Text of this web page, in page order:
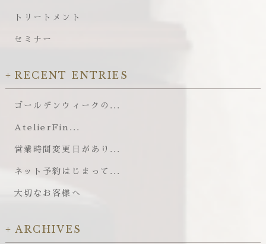
トリートメント
セミナー
RECENT ENTRIES
ゴールデンウィークの...
AtelierFin...
営業時間変更日があり...
ネット予約はじまって...
大切なお客様へ
ARCHIVES